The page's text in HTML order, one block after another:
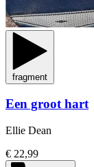
fragment
Een groot hart
Ellie Dean
€ 22,99